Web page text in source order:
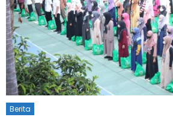
Berita